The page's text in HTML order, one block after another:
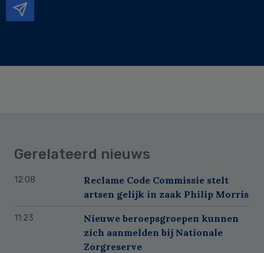
Gerelateerd nieuws
12:08
Reclame Code Commissie stelt
artsen gelijk in zaak Philip Morris
11:23
Nieuwe beroepsgroepen kunnen
zich aanmelden bij Nationale
Zorgreserve